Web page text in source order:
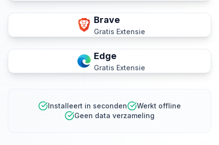
Brave
Gratis Extensie
Edge
Gratis Extensie
Installeert in seconden
Werkt offline
Geen data verzameling